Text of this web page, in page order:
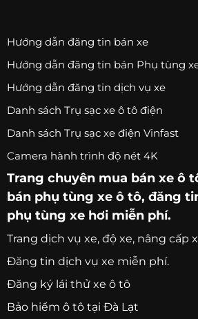
Hướng dẫn đăng tin bán xe
Hướng dẫn đăng tin bán Phụ tùng
Hướng dẫn đăng tin dịch vụ xe
Danh sách Trụ sạc xe ô tô điện
Danh sách Trụ sạc xe điện Vinfast
Camera hành trình độ nét 4K
Trang chuyên mua bán xe ô
bán phụ tùng xe ô tô, đăng
phụ tùng xe hơi miễn phí.
Trang dịch vụ xe, độ xe, nâng cấp
Đăng tin dịch vụ xe miễn phí.
Đăng ký lái thử xe ô tô
Bảo hiểm ô tô tại Đà Lạt